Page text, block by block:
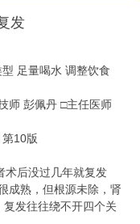
发
足量喝水 调整饮食
彭佩丹 □主任医师
10版
后没过几年就复发
成熟，但根源未除，肾
发往往绕不开四个关